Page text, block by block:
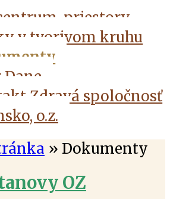
priestory
v tvorivom kruhu
Dane
Zdravá spoločnosť
o.z.
» Dokumenty
OZ